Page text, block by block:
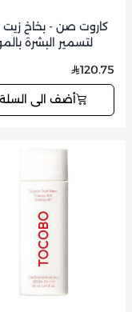
كاروت صن - بخاخ زيت
لتسمير البشرة
120.75
أضف الى السلة